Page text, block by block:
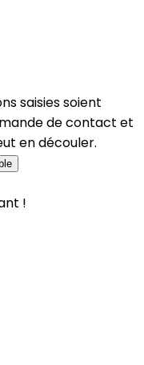
saisies soient
de contact et
en découler.
!